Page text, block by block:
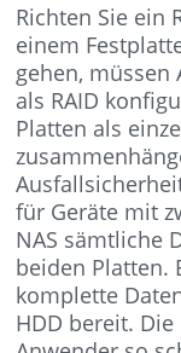
Richten Sie ein
einem
gehen, müssen
als RAID
Platten als
für Geräte mit
NAS sämtliche
beiden Platten.
komplette
HDD bereit.